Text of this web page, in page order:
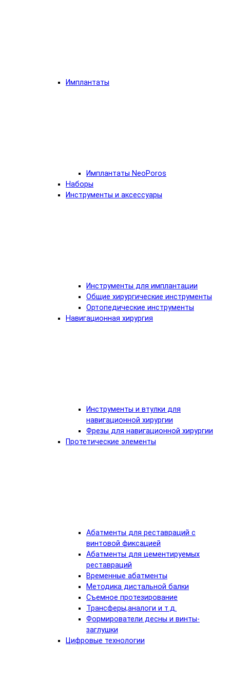
Имплантаты
Имплантаты NeoPoros
Наборы
Инструменты и аксессуары
Инструменты для имплантации
Общие хирургические инструменты
Ортопедические инструменты
Навигационная хирургия
Инструменты и втулки для
навигационной хирургии
Фрезы для навигационной хирургии
Протетические элементы
Абатменты для реставраций с
винтовой фиксацией
Абатменты для цементируемых
реставраций
Временные абатменты
Методика дистальной балки
Съемное протезирование
Трансферы,аналоги и т.д.
Формирователи десны и винты-
заглушки
Цифровые технологии